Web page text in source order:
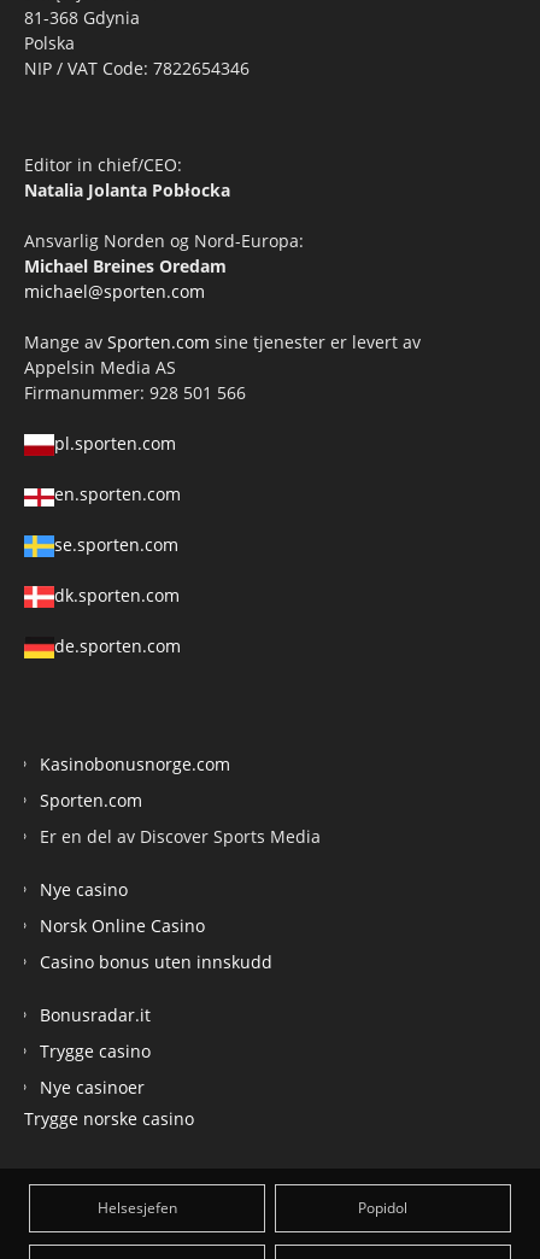
81-368 Gdynia
Polska
NIP / VAT Code: 7822654346
Editor in chief/CEO:
Natalia Jolanta Pobłocka
Ansvarlig Norden og Nord-Europa:
Michael Breines Oredam
michael@sporten.com
Mange av Sporten.com sine tjenester er levert av
Appelsin Media AS
Firmanummer: 928 501 566
pl.sporten.com
en.sporten.com
se.sporten.com
dk.sporten.com
de.sporten.com
Kasinobonusnorge.com
Sporten.com
Er en del av Discover Sports Media
Nye casino
Norsk Online Casino
Casino bonus uten innskudd
Bonusradar.it
Trygge casino
Nye casinoer
Trygge norske casino
Helsesjefen Popidol